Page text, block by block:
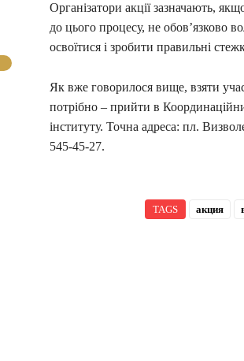
Організатори акції зазначають,
до цього процесу, не обов’язково
освоїтися і зробити правильні
Як вже говорилося вище, взяти
потрібно – прийти в
інституту. Точна адреса: пл.
545-45-27.
TAGS акция